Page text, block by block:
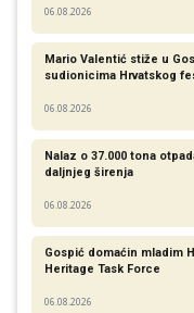
06.08.2026
Mario Valentić stiže u
sudionicima Hrvatskog
06.08.2026
Nalaz o 37.000 tona
daljnjeg širenja
06.08.2026
Gospić domaćin mladim
Heritage Task Force
06.08.2026